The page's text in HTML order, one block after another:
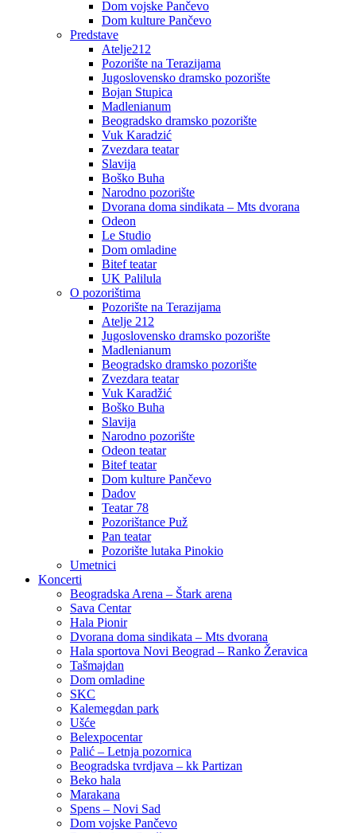
Dom vojske Pančevo
Dom kulture Pančevo
Predstave
Atelje212
Pozorište na Terazijama
Jugoslovensko dramsko pozorište
Bojan Stupica
Madlenianum
Beogradsko dramsko pozorište
Vuk Karadzić
Zvezdara teatar
Slavija
Boško Buha
Narodno pozorište
Dvorana doma sindikata – Mts dvorana
Odeon
Le Studio
Dom omladine
Bitef teatar
UK Palilula
O pozorištima
Pozorište na Terazijama
Atelje 212
Jugoslovensko dramsko pozorište
Madlenianum
Beogradsko dramsko pozorište
Zvezdara teatar
Vuk Karadžić
Boško Buha
Slavija
Narodno pozorište
Odeon teatar
Bitef teatar
Dom kulture Pančevo
Dadov
Teatar 78
Pozorištance Puž
Pan teatar
Pozorište lutaka Pinokio
Umetnici
Koncerti
Beogradska Arena – Štark arena
Sava Centar
Hala Pionir
Dvorana doma sindikata – Mts dvorana
Hala sportova Novi Beograd – Ranko Žeravica
Tašmajdan
Dom omladine
SKC
Kalemegdan park
Ušće
Belexpocentar
Palić – Letnja pozornica
Beogradska tvrdjava – kk Partizan
Beko hala
Marakana
Spens – Novi Sad
Dom vojske Pančevo